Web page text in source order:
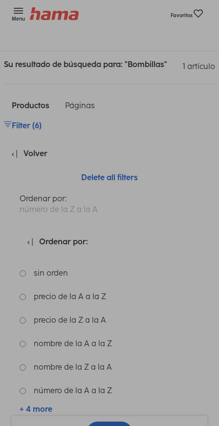
Menu
Favoritos
Su resultado de búsqueda para: "Bombillas" 1 artículo
Productos Páginas
Filter (6)
Volver
Delete all filters
Ordenar por:
número de la Z a la A
Ordenar por:
sin orden
precio de la A a la Z
precio de la Z a la A
nombre de la A a la Z
nombre de la Z a la A
número de la A a la Z
+ 4 more